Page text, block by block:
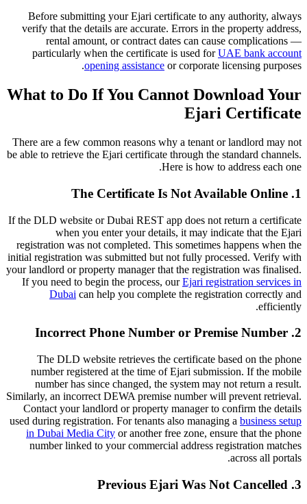
Before submitting your Ejari certificate to any authority, always
verify that the details are accurate. Errors in the property address,
rental amount, or contract dates can cause complications —
particularly when the certificate is used forUAE bank account
opening assistance or corporate licensing purposes.
What to Do If You Cannot Download Your
Ejari Certificate
There are a few common reasons why a tenant or landlord may not
be able to retrieve the Ejari certificate through the standard channels.
Here is how to address each one.
1. The Certificate Is Not Available Online
If the DLD website or Dubai REST app does not return a certificate
when you enter your details, it may indicate that the Ejari
registration was not completed. This sometimes happens when the
initial registration was submitted but not fully processed. Verify with
your landlord or property manager that the registration was finalised.
If you need to begin the process, ourEjari registration services in
Dubai can help you complete the registration correctly and
efficiently.
2. Incorrect Phone Number or Premise Number
The DLD website retrieves the certificate based on the phone
number registered at the time of Ejari submission. If the mobile
number has since changed, the system may not return a result.
Similarly, an incorrect DEWA premise number will prevent retrieval.
Contact your landlord or property manager to confirm the details
used during registration. For tenants also managing a business setup
in Dubai Media City or another free zone, ensure that the phone
number linked to your commercial address registration matches
across all portals.
3. Previous Ejari Was Not Cancelled